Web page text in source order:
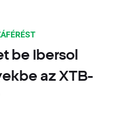
be Ibersol
az XTB-